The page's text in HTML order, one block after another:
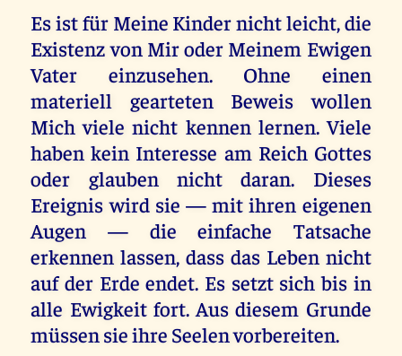
Es ist für Meine Kinder nicht leicht, die
Existenz von Mir oder Meinem Ewigen
Vater einzusehen. Ohne einen
materiell gearteten Beweis wollen
Mich viele nicht kennen lernen. Viele
haben kein Interesse am Reich Gottes
oder glauben nicht daran. Dieses
Ereignis wird sie — mit ihren eigenen
Augen — die einfache Tatsache
erkennen lassen, dass das Leben nicht
auf der Erde endet. Es setzt sich bis in
alle Ewigkeit fort. Aus diesem Grunde
müssen sie ihre Seelen vorbereiten.